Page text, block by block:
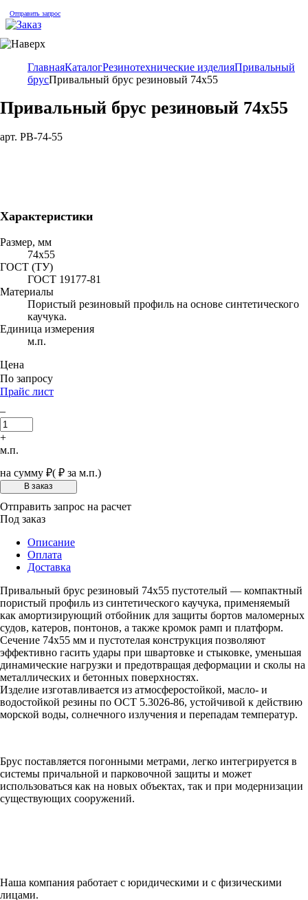
Отправить запрос
ГлавнаяКаталогРезинотехнические изделияПривальный
брусПривальный брус резиновый 74х55
Привальный брус резиновый 74х55
арт. PB-74-55
Характеристики
Размер, мм
74х55
ГОСТ (ТУ)
ГОСТ 19177-81
Материалы
Пористый резиновый профиль на основе синтетического
каучука.
Единица измерения
м.п.
Цена
По запросу
Прайс лист
–
+
м.п.
на сумму ₽( ₽ за м.п.)
Отправить запрос на расчет
Под заказ
Описание
Оплата
Доставка
Привальный брус резиновый 74х55 пустотелый — компактный
пористый профиль из синтетического каучука, применяемый
как амортизирующий отбойник для защиты бортов маломерных
судов, катеров, понтонов, а также кромок рамп и платформ.
Сечение 74х55 мм и пустотелая конструкция позволяют
эффективно гасить удары при швартовке и стыковке, уменьшая
динамические нагрузки и предотвращая деформации и сколы на
металлических и бетонных поверхностях.
Изделие изготавливается из атмосферостойкой, масло- и
водостойкой резины по OCT 5.3026-86, устойчивой к действию
морской воды, солнечного излучения и перепадам температур.
Брус поставляется погонными метрами, легко интегрируется в
системы причальной и парковочной защиты и может
использоваться как на новых объектах, так и при модернизации
существующих сооружений.​
Наша компания работает с юридическими и с физическими
лицами.